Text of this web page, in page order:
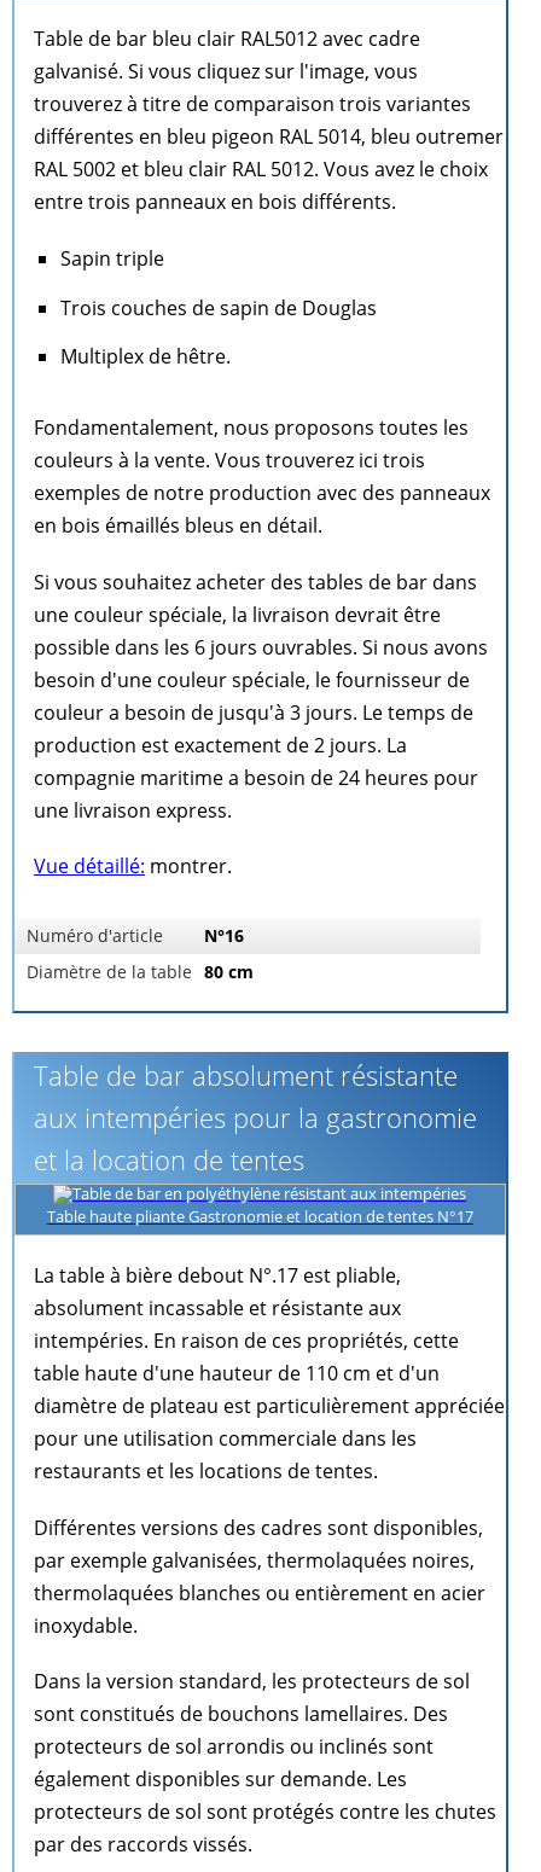
Table de bar bleu clair RAL5012 avec cadre
galvanisé. Si vous cliquez sur l'image, vous
trouverez à titre de comparaison trois variantes
différentes en bleu pigeon RAL 5014, bleu outremer
RAL 5002 et bleu clair RAL 5012. Vous avez le choix
entre trois panneaux en bois différents.
Sapin triple
Trois couches de sapin de Douglas
Multiplex de hêtre.
Fondamentalement, nous proposons toutes les
couleurs à la vente. Vous trouverez ici trois
exemples de notre production avec des panneaux
en bois émaillés bleus en détail.
Si vous souhaitez acheter des tables de bar dans
une couleur spéciale, la livraison devrait être
possible dans les 6 jours ouvrables. Si nous avons
besoin d'une couleur spéciale, le fournisseur de
couleur a besoin de jusqu'à 3 jours. Le temps de
production est exactement de 2 jours. La
compagnie maritime a besoin de 24 heures pour
une livraison express.
Vue détaillé: montrer.
Numéro d'article
N°16
Diamètre de la table 80 cm
Table de bar absolument résistante
aux intempéries pour la gastronomie
et la location de tentes
Table haute pliante Gastronomie et location de tentes N°17
La table à bière debout N°.17 est pliable,
absolument incassable et résistante aux
intempéries. En raison de ces propriétés, cette
table haute d'une hauteur de 110 cm et d'un
diamètre de plateau est particulièrement appréciée
pour une utilisation commerciale dans les
restaurants et les locations de tentes.
Différentes versions des cadres sont disponibles,
par exemple galvanisées, thermolaquées noires,
thermolaquées blanches ou entièrement en acier
inoxydable.
Dans la version standard, les protecteurs de sol
sont constitués de bouchons lamellaires. Des
protecteurs de sol arrondis ou inclinés sont
également disponibles sur demande. Les
protecteurs de sol sont protégés contre les chutes
par des raccords vissés.